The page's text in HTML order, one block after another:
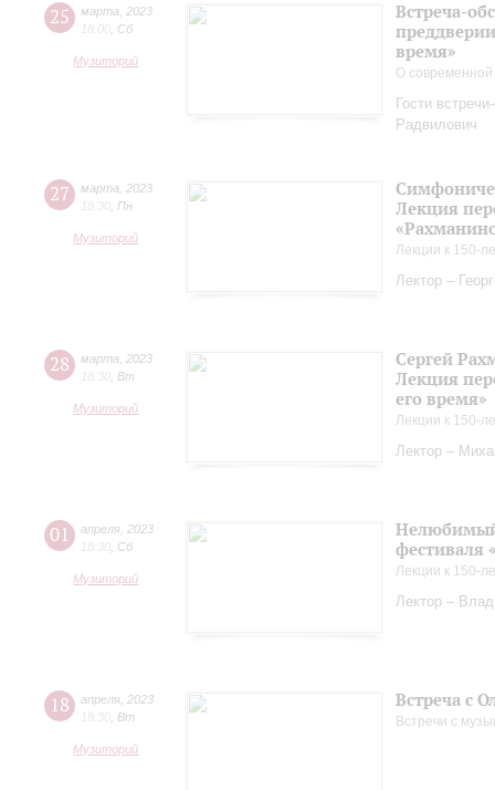
25 марта
2023
18:00 Сб
Музиторий
Встреча-
время»
О
Гости
Радвилович
27 марта
2023
18:30 Пн
Музиторий
Лекция
Лекции к 150-
Лектор –
28 марта
2023
18:30 Вт
Музиторий
Сергей
Лекция
его время»
Лекции к 150-
Лектор –
01 апреля 2023
18:30 Сб
Музиторий
фестиваля
Лекции к 150-
Лектор –
18 апреля 2023
18:30 Вт
Музиторий
Встреча с
Встречи с